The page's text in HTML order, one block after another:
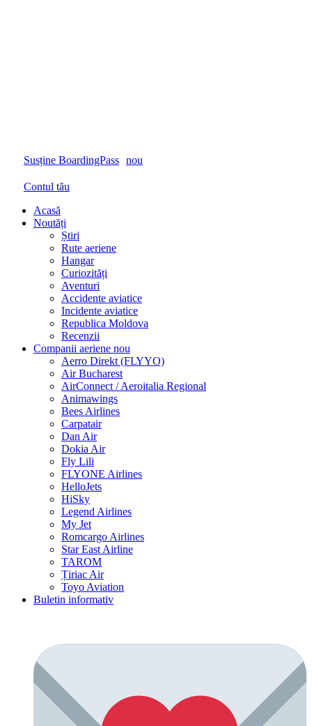
Susține BoardingPass nou
Contul tău
Acasă
Noutăți
Știri
Rute aeriene
Hangar
Curiozități
Aventuri
Accidente aviatice
Incidente aviatice
Republica Moldova
Recenzii
Companii aeriene nou
Aerro Direkt (FLYYO)
Air Bucharest
AirConnect / Aeroitalia Regional
Animawings
Bees Airlines
Carpatair
Dan Air
Dokia Air
Fly Lili
FLYONE Airlines
HelloJets
HiSky
Legend Airlines
My Jet
Romcargo Airlines
Star East Airline
TAROM
Țiriac Air
Toyo Aviation
Buletin informativ